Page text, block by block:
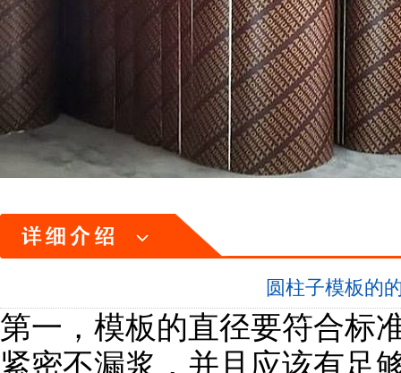
圆柱子模板的
第一 ，模板的直径要符合标
紧密不漏浆，并且应该有足